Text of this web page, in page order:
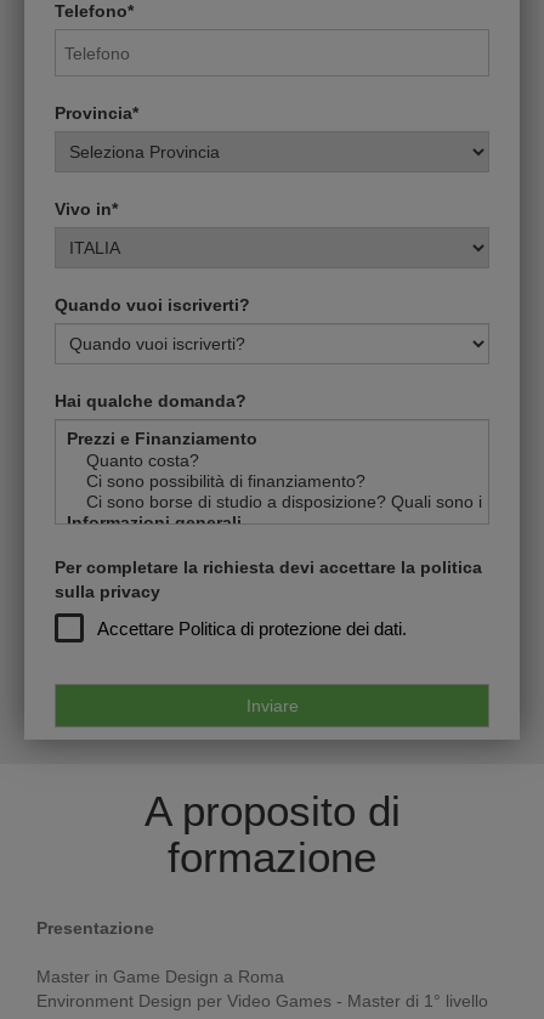
Telefono*
Provincia*
Vivo in*
Quando vuoi iscriverti?
Hai qualche domanda?
Per completare la richiesta devi accettare la politica
sulla privacy
Accettare Politica di protezione dei dati.
A proposito di
formazione
Presentazione
Master in Game Design a Roma
Environment Design per Video Games - Master di 1° livello